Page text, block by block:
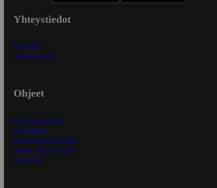
Yhteystiedot
Myymälät
Asiakaspalvelu
Ohjeet
Ensitilaajan ohjeet
Näin maksat
Näin tilaat ja muokkaat
Kaikki ohjeet ja vinkit
In English